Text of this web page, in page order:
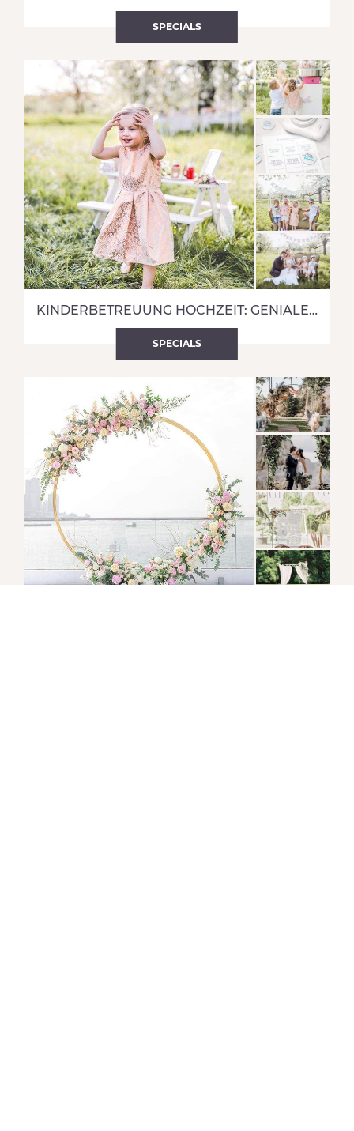
SPECIALS
KINDERBETREUUNG HOCHZEIT: GENIALE TIPPS ZUR BESCHÄFTIGUNG ALLER KIDS
SPECIALS